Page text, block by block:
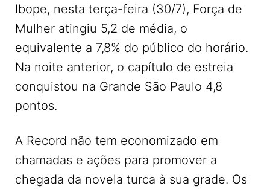
Ibope, nesta terça-feira (30/7), Força de
Mulher atingiu 5,2 de média, o
equivalente a 7,8% do público do horário.
Na noite anterior, o capítulo de estreia
conquistou na Grande São Paulo 4,8
pontos.
A Record não tem economizado em
chamadas e ações para promover a
chegada da novela turca à sua grade. Os